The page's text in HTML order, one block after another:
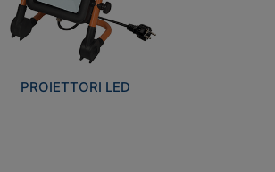
PROIETTORI LED